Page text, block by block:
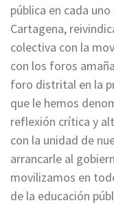
pública en cada
Cartagena,
colectiva con la
con los foros
foro distrital en la
que le hemos
reflexión crítica y
con la unidad de
arrancarle al
movilizamos en
de la educación